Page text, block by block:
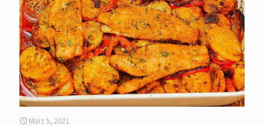
März 5, 2021